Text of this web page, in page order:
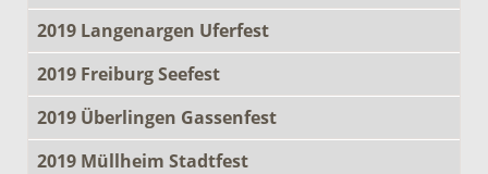
2019 Langenargen Uferfest
2019 Freiburg Seefest
2019 Überlingen Gassenfest
2019 Müllheim Stadtfest